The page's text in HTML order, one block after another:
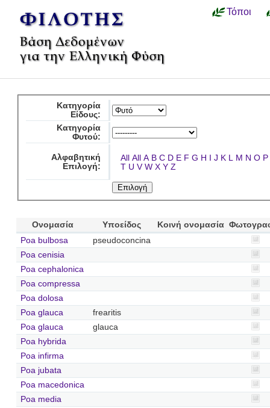
Τόποι
Κατηγορία
Είδους:
Κατηγορία
Φυτού:
Αλφαβητική
Επιλογή:
All All A B C D E F G H I J K L M N O P
T U V W X Y Z
Ονομασία Υποείδος Κοινή ονομασία
Poa bulbosa
pseudoconcina
Poa cenisia
Poa cephalonica
Poa compressa
Poa dolosa
Poa glauca
frearitis
Poa glauca
glauca
Poa hybrida
Poa infirma
Poa jubata
Poa macedonica
Poa media